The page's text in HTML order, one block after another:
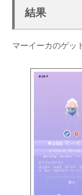
結果
マーイーカのゲッ